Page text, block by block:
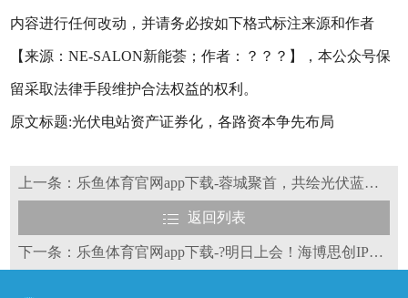
内容进行任何改动，并请务必按如下格式标注来源和作者
【来源：NE-SALON新能荟；作者：？？？】，本公众号保
留采取法律手段维护合法权益的权利。
原文标题:光伏电站资产证券化，各路资本争先布局
上一条：乐鱼体育官网app下载-蓉城聚首，共绘光伏蓝图！通威太阳能第四届全球合作大会11月启航
返回列表
下一条：乐鱼体育官网app下载-?明日上会！海博思创IPO能否成功？